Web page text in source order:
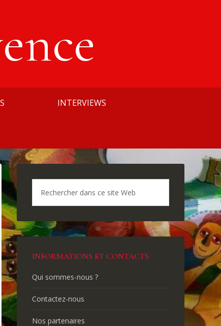
INTERVIEWS
INFORMATIONS ET CONTACTS
Qui sommes-nous ?
Contactez-nous
Nos partenaires